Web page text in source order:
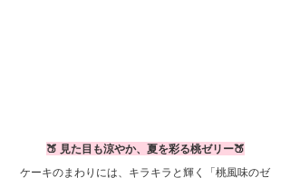
🍑 見た目も涼やか、夏を彩る桃ゼリー🍑
ケーキのまわりには、キラキラと輝く「桃風味のゼ